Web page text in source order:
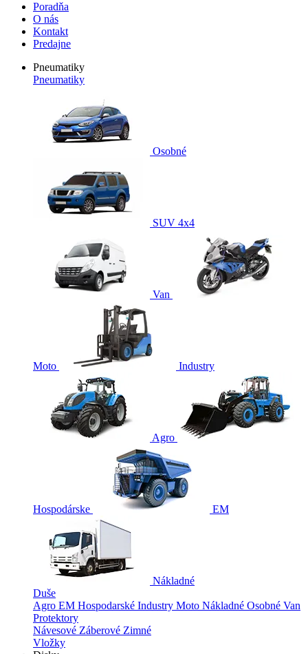
Poradňa
O nás
Kontakt
Predajne
Pneumatiky
Pneumatiky
Osobné
SUV 4x4
Van
Moto Industry
Agro
Hospodárske EM
Nákladné
Duše
Agro EM Hospodarské Industry Moto Nákladné Osobné Van
Protektory
Návesové Záberové Zimné
Vložky